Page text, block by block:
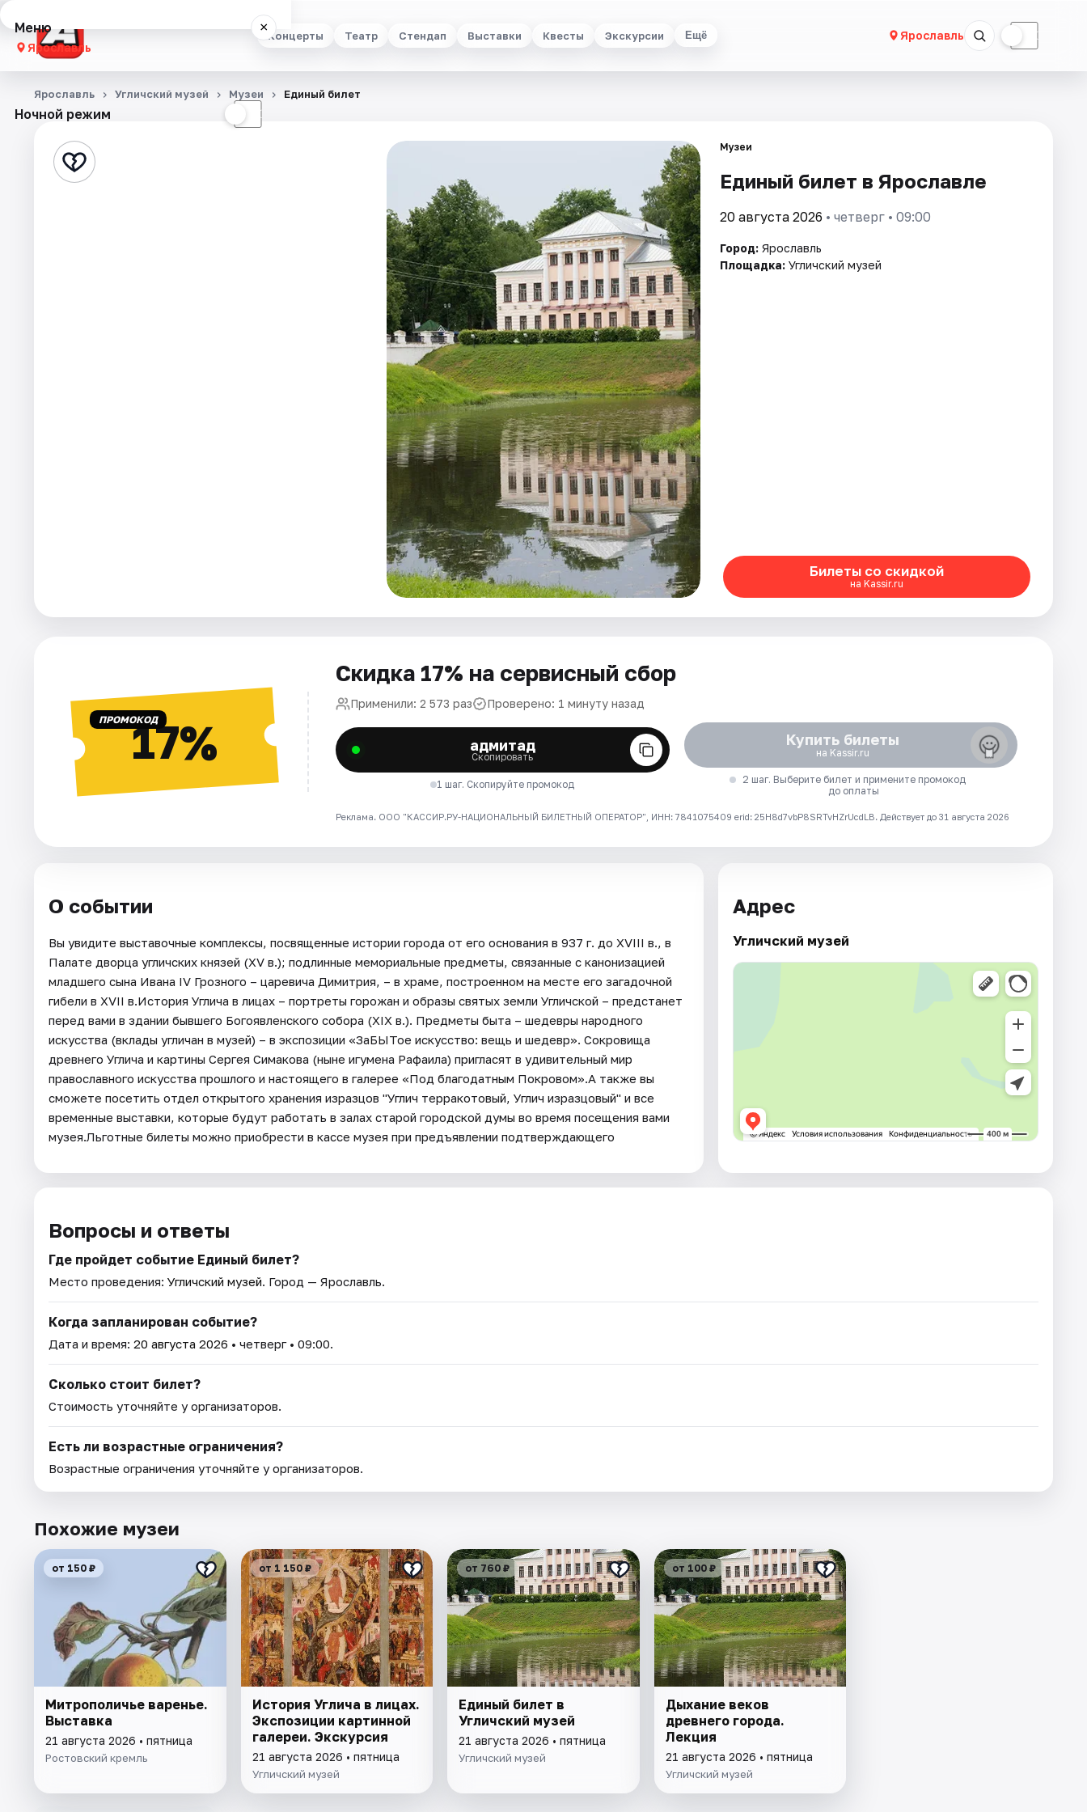
Концерты Театр Стендап Выставки Квесты Экскурсии Ещё Ярославль ☾
Меню ×
Ярославль
Концерты
Стендап
Ночной режим ☾
Ярославль Угличский музей Музеи Единый билет
Музеи
Единый билет в Ярославле
20 августа 2026 • четверг • 09:00
Город: Ярославль
Площадка: Угличский музей
Билеты со скидкой
на Kassir.ru
ПРОМОКОД17%
Скидка 17% на сервисный сбор
Применили: 2 573 раз Проверено: 1 минуту назад
адмитад
Скопировать
1 шаг. Скопируйте промокод
Купить билеты
на Kassir.ru
2 шаг. Выберите билет и примените промокод
до оплаты
Реклама. ООО "КАССИР.РУ-НАЦИОНАЛЬНЫЙ БИЛЕТНЫЙ ОПЕРАТОР", ИНН: 7841075409 erid: 25H8d7vbP8SRTvHZrUcdLB. Действует до 31 августа 2026
О событии
Вы увидите выставочные комплексы, посвященные истории города от его основания в 937 г. до XVIII в., в
Палате дворца угличских князей (XV в.); подлинные мемориальные предметы, связанные с канонизацией
младшего сына Ивана IV Грозного – царевича Димитрия, – в храме, построенном на месте его загадочной
гибели в XVII в.История Углича в лицах – портреты горожан и образы святых земли Угличской – предстанет
перед вами в здании бывшего Богоявленского собора (XIX в.). Предметы быта – шедевры народного
искусства (вклады угличан в музей) – в экспозиции «ЗаБЫТое искусство: вещь и шедевр». Сокровища
древнего Углича и картины Сергея Симакова (ныне игумена Рафаила) пригласят в удивительный мир
православного искусства прошлого и настоящего в галерее «Под благодатным Покровом».А также вы
сможете посетить отдел открытого хранения изразцов "Углич терракотовый, Углич изразцовый" и все
временные выставки, которые будут работать в залах старой городской думы во время посещения вами
музея.Льготные билеты можно приобрести в кассе музея при предъявлении подтверждающего
Адрес
Угличский музей
Вопросы и ответы
Где пройдет событие Единый билет?
Место проведения: Угличский музей. Город — Ярославль.
Когда запланирован событие?
Дата и время: 20 августа 2026 • четверг • 09:00.
Сколько стоит билет?
Стоимость уточняйте у организаторов.
Есть ли возрастные ограничения?
Возрастные ограничения уточняйте у организаторов.
Похожие музеи
от 150 ₽
Митрополичье варенье.
Выставка
21 августа 2026 • пятница
Ростовский кремль
от 1 150 ₽
История Углича в лицах.
Экспозиции картинной
галереи. Экскурсия
21 августа 2026 • пятница
Угличский музей
от 760 ₽
Единый билет в
Угличский музей
21 августа 2026 • пятница
Угличский музей
от 100 ₽
Дыхание веков
древнего города.
Лекция
21 августа 2026 • пятница
Угличский музей